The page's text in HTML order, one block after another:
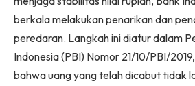
berkala melakukan penarikan dan
peredaran. Langkah ini diatur dalam
Indonesia (PBI) Nomor 21/10/PBI/
bahwa uang yang telah dicabut tidak